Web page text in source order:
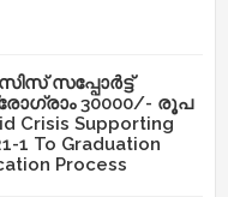
സപ്പോർട്ട്
30000/- രൂപ
Crisis Supporting
1 To Graduation
Process